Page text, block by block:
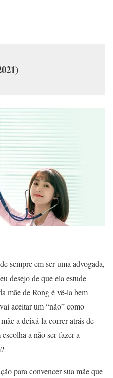
sempre em ser uma advogada,
desejo de que ela estude
mãe de Rong é vê-la bem
aceitar um “não” como
a deixá-la correr atrás de
a não ser fazer a
para convencer sua mãe que